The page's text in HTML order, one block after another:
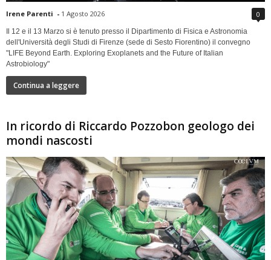
Irene Parenti - 1 Agosto 2026 0
Il 12 e il 13 Marzo si è tenuto presso il Dipartimento di Fisica e Astronomia
dell'Università degli Studi di Firenze (sede di Sesto Fiorentino) il convegno
"LIFE Beyond Earth. Exploring Exoplanets and the Future of Italian
Astrobiology"
Continua a leggere
In ricordo di Riccardo Pozzobon geologo dei
mondi nascosti